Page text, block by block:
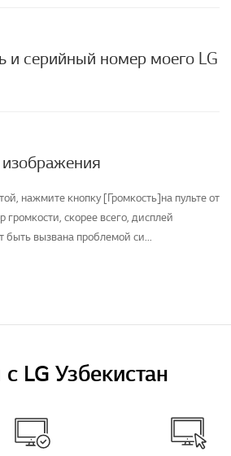
и серийный номер моего LG
изображения
нажмите кнопку [Громкость]на пульте от
громкости, скорее всего, дисплей
вызвана проблемой си...
LG Узбекистан